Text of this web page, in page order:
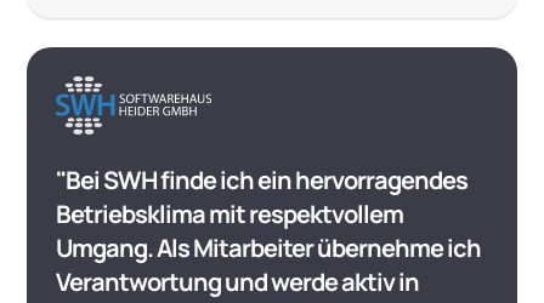
"Bei SWH finde ich ein hervorragendes
Betriebsklima mit respektvollem
Umgang. Als Mitarbeiter übernehme ich
Verantwortung und werde aktiv in